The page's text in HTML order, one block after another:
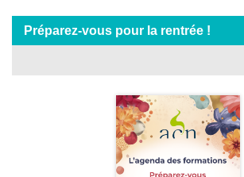
Préparez-vous pour la rentrée !